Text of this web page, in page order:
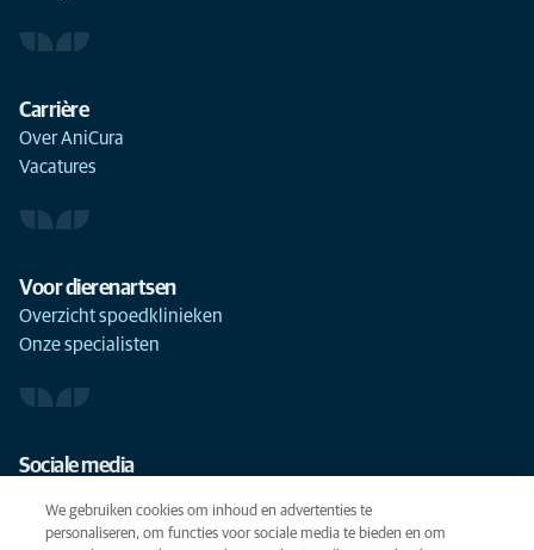
Carrière
Over AniCura
Vacatures
Voor dierenartsen
Overzicht spoedklinieken
Onze specialisten
Sociale media
We gebruiken cookies om inhoud en advertenties te
personaliseren, om functies voor sociale media te bieden en om